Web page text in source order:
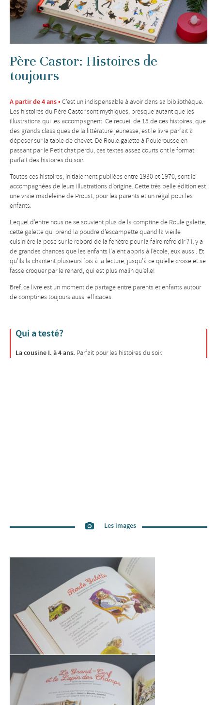
Père Castor: Histoires de
toujours
A partir de 4 ans • C’est un indispensable à avoir dans sa bibliothèque.
Les histoires du Père Castor sont mythiques, presque autant que les
illustrations qui les accompagnent. Ce recueil de 15 de ces histoires, que
des grands classiques de la littérature jeunesse, est le livre parfait à
déposer sur la table de chevet. De Roule galette à Poulerousse en
passant par le Petit chat perdu, ces textes assez courts ont le format
parfait des histoires du soir.
Toutes ces histoires, initialement publiées entre 1930 et 1970, sont ici
accompagnées de leurs illustrations d’origine. Cette très belle édition est
une vraie madeleine de Proust, pour les parents et un régal pour les
enfants.
Lequel d’entre nous ne se souvient plus de la comptine de Roule galette,
cette galette qui prend la poudre d’escampette quand la vieille
cuisinière la pose sur le rebord de la fenêtre pour la faire refroidir ? Il y a
de grandes chances que les enfants l’aient appris à l’école, eux aussi. Et
qu’ils la chantent plusieurs fois à la lecture, jusqu’à ce qu’elle croise et se
fasse croquer par le renard, qui est plus malin qu’elle!
Bref, ce livre est un moment de partage entre parents et enfants autour
de comptines toujours aussi efficaces.
Qui a testé?
La cousine I. à 4 ans. Parfait pour les histoires du soir.
Les images